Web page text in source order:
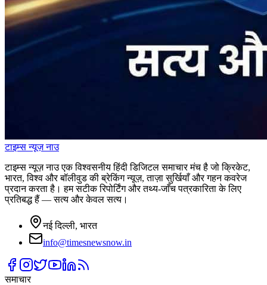
टाइम्सन्यूज़नाउ
टाइम्स न्यूज़ नाउ एक विश्वसनीय हिंदी डिजिटल समाचार मंच है जो क्रिकेट,
भारत, विश्व और बॉलीवुड की ब्रेकिंग न्यूज़, ताज़ा सुर्खियाँ और गहन कवरेज
प्रदान करता है। हम सटीक रिपोर्टिंग और तथ्य-जाँच पत्रकारिता के लिए
प्रतिबद्ध हैं — सत्य और केवल सत्य।
नई दिल्ली, भारत
info@timesnewsnow.in
समाचार